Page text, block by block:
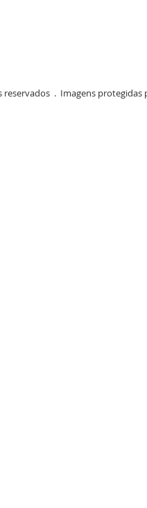
reservados . Imagens